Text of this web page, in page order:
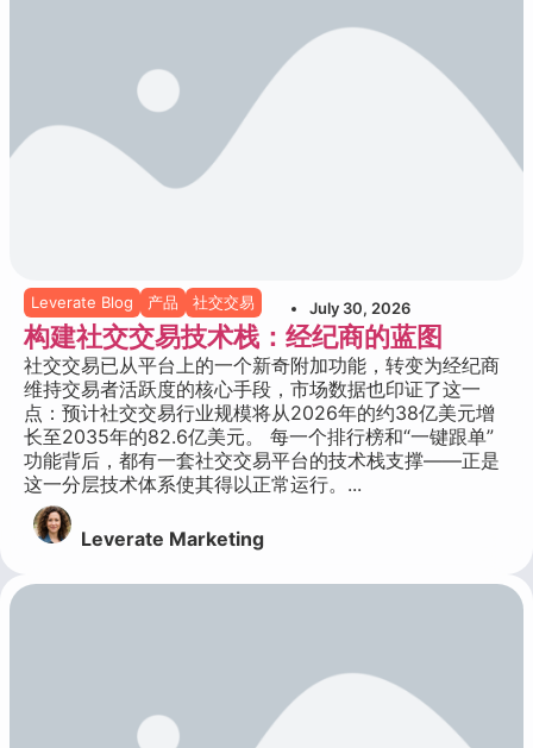
Leverate Blog 产品 社交交易 July 30, 2026
构建社交交易技术栈：经纪商的蓝图
社交交易已从平台上的一个新奇附加功能，转变为经纪商
维持交易者活跃度的核心手段，市场数据也印证了这一
点：预计社交交易行业规模将从2026年的约38亿美元增
长至2035年的82.6亿美元。 每一个排行榜和“一键跟单”
功能背后，都有一套社交交易平台的技术栈支撑——正是
这一分层技术体系使其得以正常运行。...
Leverate Marketing